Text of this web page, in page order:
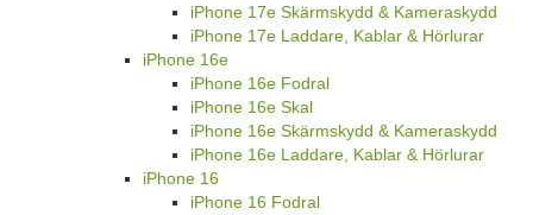
iPhone 17e Skärmskydd & Kameraskydd
iPhone 17e Laddare, Kablar & Hörlurar
iPhone 16e
iPhone 16e Fodral
iPhone 16e Skal
iPhone 16e Skärmskydd & Kameraskydd
iPhone 16e Laddare, Kablar & Hörlurar
iPhone 16
iPhone 16 Fodral